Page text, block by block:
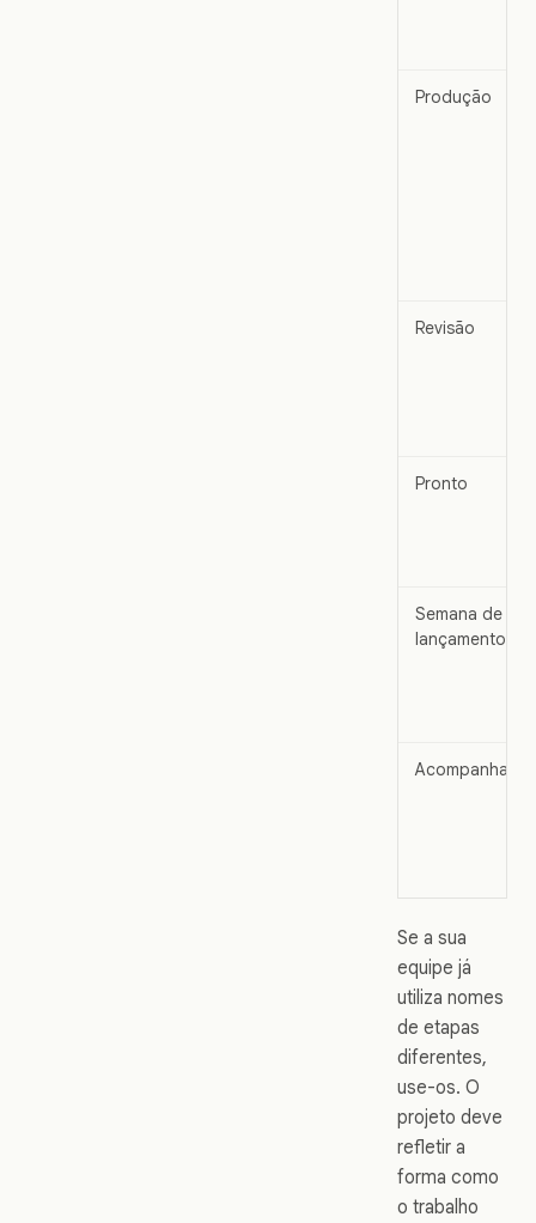
Produção
Revisão
Pronto
Semana de
lançamento
Se a sua
equipe já
utiliza nomes
de etapas
diferentes,
use-os. O
projeto deve
refletir a
forma como
o trabalho